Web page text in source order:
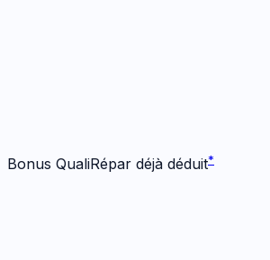
Bonus QualiRépar déjà déduit*